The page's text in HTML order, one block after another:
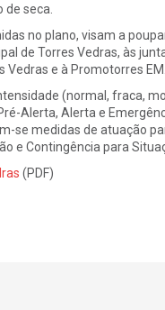
seca.
no plano, visam a
de Torres Vedras, às
e à Promotorres EM.
(normal, fraca,
Alerta, Alerta e
se medidas de atuação
e Contingência para
(PDF)